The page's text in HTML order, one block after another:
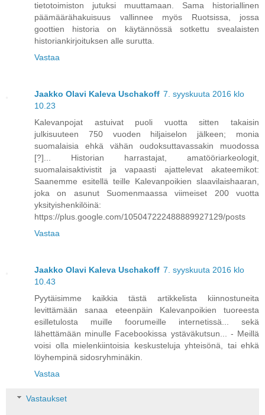
tietotoimiston jutuksi muuttamaan. Sama historiallinen
päämäärähakuisuus vallinnee myös Ruotsissa, jossa
goottien historia on käytännössä sotkettu svealaisten
historiankirjoituksen alle surutta.
Vastaa
Jaakko Olavi Kaleva Uschakoff 7. syyskuuta 2016 klo
10.23
Kalevanpojat astuivat puoli vuotta sitten takaisin
julkisuuteen 750 vuoden hiljaiselon jälkeen; monia
suomalaisia ehkä vähän oudoksuttavassakin muodossa
[?]... Historian harrastajat, amatööriarkeologit,
suomalaisaktivistit ja vapaasti ajattelevat akateemikot:
Saanemme esitellä teille Kalevanpoikien slaavilaishaaran,
joka on asunut Suomenmaassa viimeiset 200 vuotta
yksityishenkilöinä:
https://plus.google.com/105047222488889927129/posts
Vastaa
Jaakko Olavi Kaleva Uschakoff 7. syyskuuta 2016 klo
10.43
Pyytäisimme kaikkia tästä artikkelista kiinnostuneita
levittämään sanaa eteenpäin Kalevanpoikien tuoreesta
esilletulosta muille foorumeille internetissä... sekä
lähettämään minulle Facebookissa ystäväkutsun... - Meillä
voisi olla mielenkiintoisia keskusteluja yhteisönä, tai ehkä
löyhempinä sidosryhminäkin.
Vastaa
Vastaukset